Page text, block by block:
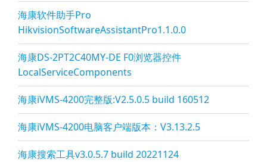
海康软件助手Pro
HikvisionSoftwareAssistantPro1.1.0.0
海康DS-2PT2C40MY-DE F0浏览器控件
LocalServiceComponents
海康iVMS-4200完整版:V2.5.0.5 build 160512
海康iVMS-4200电脑客户端版本：V3.13.2.5
海康搜索工具v3.0.5.7 build 20221124